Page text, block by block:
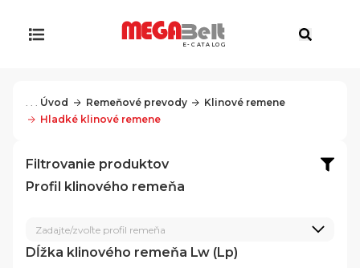
E-CATALOG
Filtrovanie produktov
Profil klinového remeňa
Zadajte/zvoľte profil remeňa
Dĺžka klinového remeňa Lw (Lp)
. . . Úvod Remeňové prevody
Klinové remene
Hladké klinové remene